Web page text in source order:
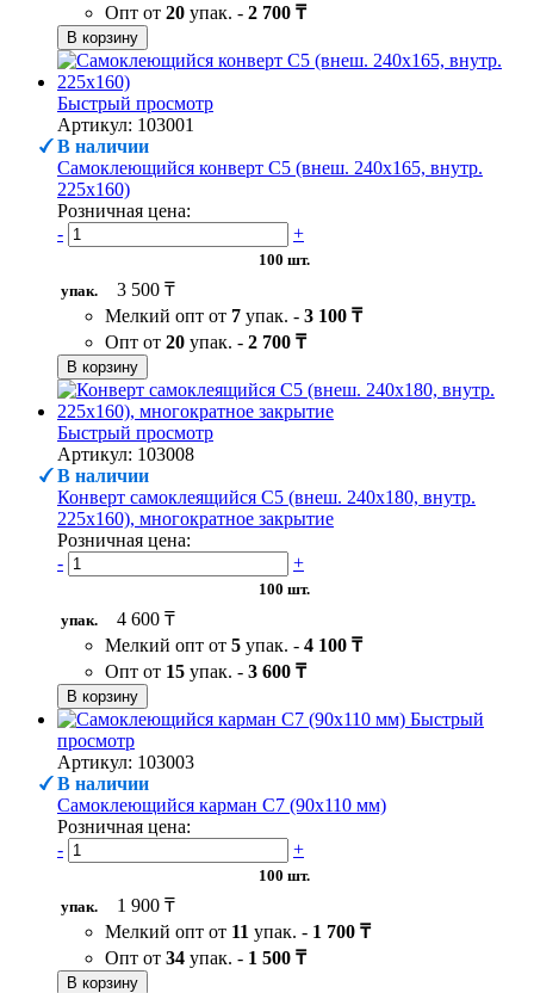
Опт от 20 упак. - 2 700 ₸
В корзину
Быстрый просмотр
Артикул: 103001
В наличии
Самоклеющийся конверт С5 (внеш. 240х165, внутр.
225х160)
Розничная цена:
-
+
100 шт.
упак.
3 500 ₸
Мелкий опт от 7 упак. - 3 100 ₸
Опт от 20 упак. - 2 700 ₸
В корзину
Быстрый просмотр
Артикул: 103008
В наличии
Конверт самоклеящийся С5 (внеш. 240х180, внутр.
225х160), многократное закрытие
Розничная цена:
-
+
100 шт.
упак.
4 600 ₸
Мелкий опт от 5 упак. - 4 100 ₸
Опт от 15 упак. - 3 600 ₸
В корзину
Быстрый
просмотр
Артикул: 103003
В наличии
Самоклеющийся карман C7 (90х110 мм)
Розничная цена:
-
+
100 шт.
упак.
1 900 ₸
Мелкий опт от 11 упак. - 1 700 ₸
Опт от 34 упак. - 1 500 ₸
В корзину